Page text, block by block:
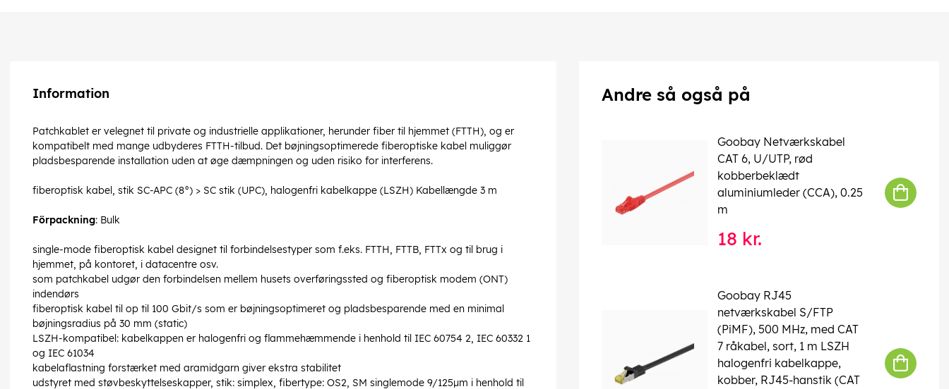
Information
Patchkablet er velegnet til private og industrielle applikationer, herunder fiber til hjemmet (FTTH), og er
kompatibelt med mange udbyderes FTTH-tilbud. Det bøjningsoptimerede fiberoptiske kabel muliggør
pladsbesparende installation uden at øge dæmpningen og uden risiko for interferens.
fiberoptisk kabel, stik SC-APC (8°) > SC stik (UPC), halogenfri kabelkappe (LSZH) Kabellængde 3 m
Förpackning: Bulk
single-mode fiberoptisk kabel designet til forbindelsestyper som f.eks. FTTH, FTTB, FTTx og til brug i
hjemmet, på kontoret, i datacentre osv.
som patchkabel udgør den forbindelsen mellem husets overføringssted og fiberoptisk modem (ONT)
indendørs
fiberoptisk kabel til op til 100 Gbit/s som er bøjningsoptimeret og pladsbesparende med en minimal
bøjningsradius på 30 mm (static)
LSZH-kompatibel: kabelkappen er halogenfri og flammehæmmende i henhold til IEC 60754 2, IEC 60332 1
og IEC 61034
kabelaflastning forstærket med aramidgarn giver ekstra stabilitet
udstyret med støvbeskyttelseskapper, stik: simplex, fibertype: OS2, SM singlemode 9/125µm i henhold til
Andre så også på
Goobay Netværkskabel
CAT 6, U/UTP, rød
kobberbeklædt
aluminiumleder (CCA), 0.25
m
18 kr.
Goobay RJ45
netværkskabel S/FTP
(PiMF), 500 MHz, med CAT
7 råkabel, sort, 1 m LSZH
halogenfri kabelkappe,
kobber, RJ45-hanstik (CAT